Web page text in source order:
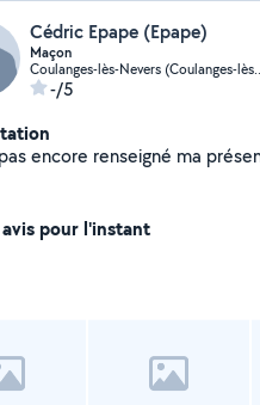
Cédric Epape (Epape)
Maçon
Coulanges-lès-
-/5
Je n'ai pas encore
pour l'instant